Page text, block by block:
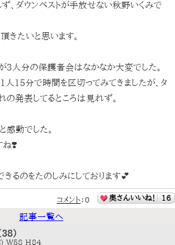
、ダウンベストが手放せない秋野いくみで
きたいと思います。
3人分の保護者会はなかなか大変でした。
人15分で時間を区切ってみてきましたが、タ
の発表してるところは見れず。
感動でした。
ね❣️
るのをたのしみにしております💕
コメント ： 0 奥さんいいね！ 16
記事一覧へ
）
W58 H84